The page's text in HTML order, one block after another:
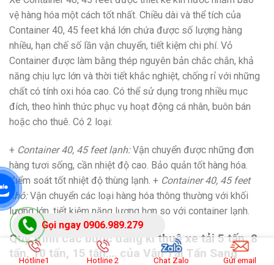
vệ hàng hóa một cách tốt nhất. Chiều dài và thể tích của
Container 40, 45 feet khá lớn chứa được số lượng hàng
nhiều, hạn chế số lần vận chuyển, tiết kiệm chi phí. Vỏ
Container được làm bằng thép nguyên bản chắc chắn, khả
năng chịu lực lớn và thời tiết khắc nghiệt, chống rỉ với những
chất có tính oxi hóa cao. Có thể sử dụng trong nhiều mục
đích, theo hình thức phục vụ hoạt động cá nhân, buôn bán
hoặc cho thuê. Có 2 loại:
+ Container 40, 45 feet lạnh:Vận chuyển được những đơn
hàng tươi sống, cần nhiệt độ cao. Bảo quản tốt hàng hóa.
Kiểm soát tốt nhiệt độ thùng lạnh. + Container 40, 45 feet
khô:Vận chuyển các loại hàng hóa thông thường với khối
lượng lớn, tiết kiệm năng lượng hơn so với container lạnh.
Quy trình các bước đăng kí thuê xe tải 5 tấn, 8
tấn, 10 tấn, 15 tấn,… của Vận Tải Tấn Sang
Gọi ngay 0906.989.279
Hotline1 Hotline 2 Chat Zalo Gửi email